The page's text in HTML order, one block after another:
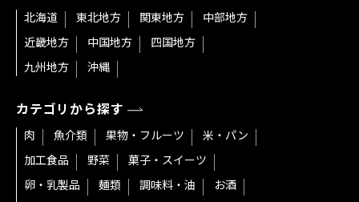
北海道 東北地方 関東地方
中部地方
近畿地方
中国地方
四国地方
九州地方
沖縄
カテゴリから探す
肉 魚介類 果物・フルーツ
米・パン
加工食品
野菜
菓子・スイーツ
卵・乳製品
麺類 調味料・油
お酒